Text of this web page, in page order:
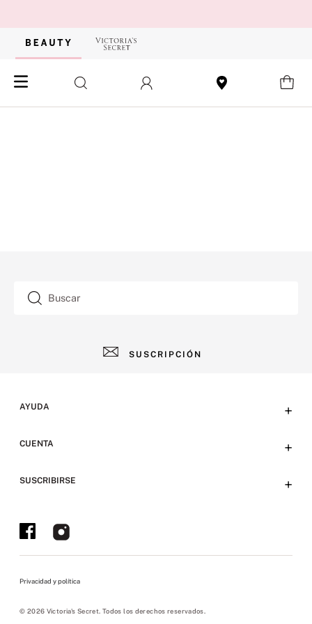
Buscar
SUSCRIPCIÓN
AYUDA +
Preguntas frecuentes
Bases y condiciones
Políticas de privacidad
Políticas pickup
CUENTA +
SUSCRIBIRSE +
Ofertas en Tienda y Eventos
Privacidad y política
© 2026 Victoria's Secret. Todos los derechos reservados.